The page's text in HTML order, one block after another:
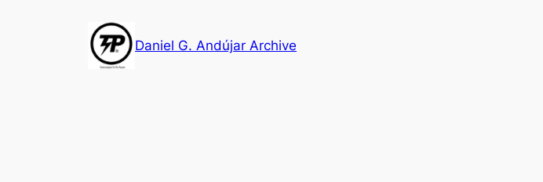
Daniel G. Andújar Archive